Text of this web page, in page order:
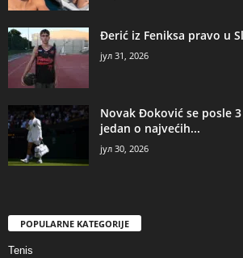
Đerić iz Feniksa pravo u
јул 31, 2026
Novak Đoković se posle
jedan o najvećih...
јул 30, 2026
POPULARNE KATEGORIJE
Tenis